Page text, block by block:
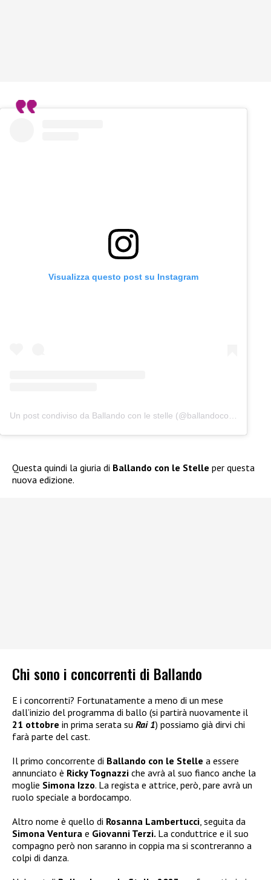
Visualizza questo post su Instagram
Questa quindi la giuria di Ballando con le Stelle per questa
nuova edizione.
Chi sono i concorrenti di Ballando
E i concorrenti? Fortunatamente a meno di un mese
dall’inizio del programma di ballo (si partirà nuovamente il
21 ottobre in prima serata su Rai 1) possiamo già dirvi chi
farà parte del cast.
Il primo concorrente di Ballando con le Stelle a essere
annunciato è Ricky Tognazzi che avrà al suo fianco anche la
moglie Simona Izzo. La regista e attrice, però, pare avrà un
ruolo speciale a bordocampo.
Altro nome è quello di Rosanna Lambertucci, seguita da
Simona Ventura e Giovanni Terzi. La conduttrice e il suo
compagno però non saranno in coppia ma si scontreranno a
colpi di danza.